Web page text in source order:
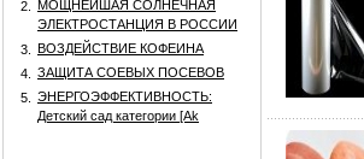
2.
МОЩНЕЙШАЯ СОЛНЕЧНАЯ
ЭЛЕКТРОСТАНЦИЯ В РОССИИ
3.
ВОЗДЕЙСТВИЕ КОФЕИНА
4.
ЗАЩИТА СОЕВЫХ ПОСЕВОВ
5.
ЭНЕРГОЭФФЕКТИВНОСТЬ:
Детский сад категории [Аk